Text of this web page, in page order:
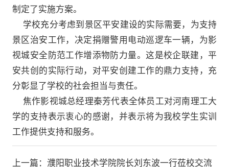
制定了实施方案。
学校充分考虑到景区平安建设的实际需要，为支持
景区治安工作，决定捐赠警用电动巡逻车一辆，为影
视城安全防范工作增添物防力量。这是校企联建，平
安共创的实际行动，对平安创建工作的鼎力支持，充
分彰显了学校的社会担当与责任。
焦作影视城总经理秦芳代表全体员工对河南理工大
学的支持表示衷心的感谢，并表示将为我校学生实训
工作提供支持和服务。
上一篇： 濮阳职业技术学院院长刘东波一行莅校交流